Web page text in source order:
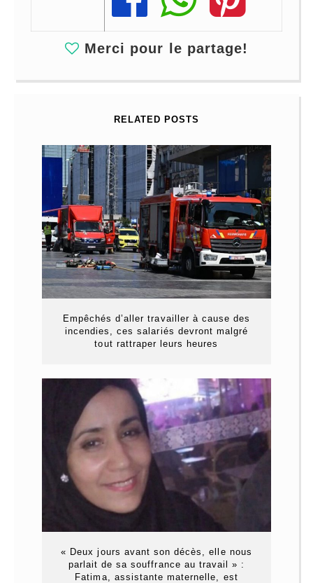
Merci pour le partage!
RELATED POSTS
Empêchés d’aller travailler à cause des
incendies, ces salariés devront malgré
tout rattraper leurs heures
« Deux jours avant son décès, elle nous
parlait de sa souffrance au travail » :
Fatima, assistante maternelle, est